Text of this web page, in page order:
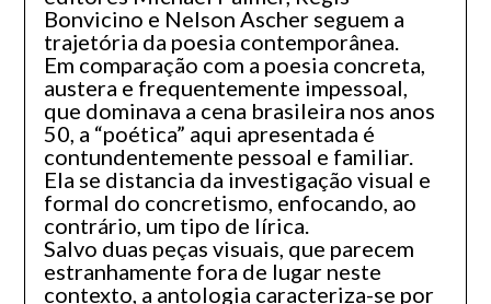
Bonvicino e Nelson Ascher seguem a
trajetória da poesia contemporânea.
Em comparação com a poesia concreta,
austera e frequentemente impessoal,
que dominava a cena brasileira nos anos
50, a “poética” aqui apresentada é
contundentemente pessoal e familiar.
Ela se distancia da investigação visual e
formal do concretismo, enfocando, ao
contrário, um tipo de lírica.
Salvo duas peças visuais, que parecem
estranhamente fora de lugar neste
contexto, a antologia caracteriza-se por